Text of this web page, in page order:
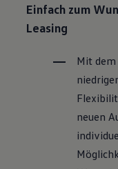
Einfach zum
Leasing
Mit
neuen